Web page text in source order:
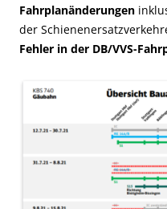
Fahrplanänderungen
der
Fehler in der DB/VVS-